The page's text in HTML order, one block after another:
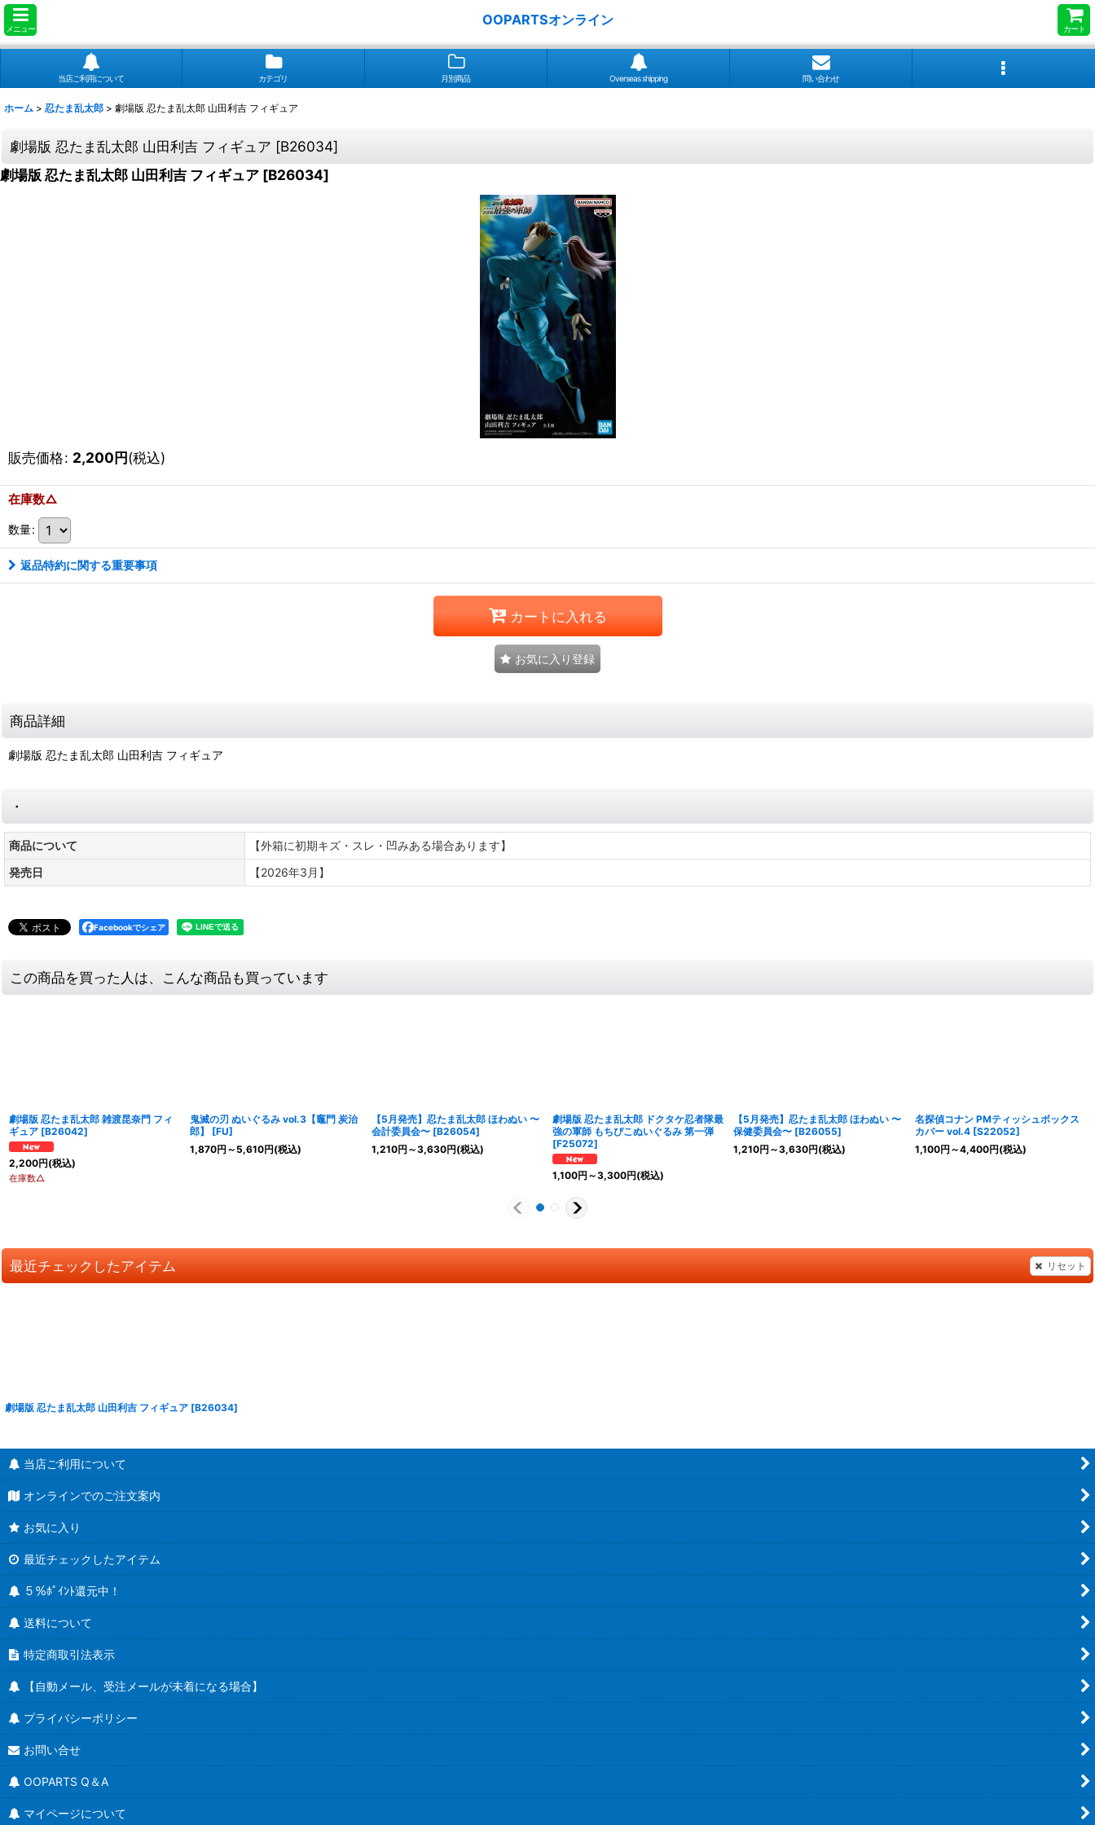
メニュー
OOPARTSオンライン
カート
当店ご利用について カテゴリ 月別商品 Overseas shipping 問い合わせ
ホーム > 忍たま乱太郎 > 劇場版 忍たま乱太郎 山田利吉 フィギュア
劇場版 忍たま乱太郎 山田利吉 フィギュア [B26034]
劇場版 忍たま乱太郎 山田利吉 フィギュア [B26034]
販売価格: 2,200円(税込)
在庫数△
数量:
返品特約に関する重要事項
カートに入れる
お気に入り登録
商品詳細
劇場版 忍たま乱太郎 山田利吉 フィギュア
・
商品について
【外箱に初期キズ・スレ・凹みある場合あります】
発売日
【2026年3月】
Facebookでシェア
この商品を買った人は、こんな商品も買っています
劇場版 忍たま乱太郎 雑渡昆奈門 フィ
ギュア [B26042]
2,200円(税込)
在庫数△
鬼滅の刃 ぬいぐるみ vol.3【竈門 炭治
郎】
[FU]
1,870円 ～5,610円(税込)
【5月発売】忍たま乱太郎 ほわぬい 〜
会計委員会〜 [B26054]
1,210円 ～3,630円(税込)
劇場版 忍たま乱太郎 ドクタケ忍者隊最
強の軍師 もちぴこぬいぐるみ 第一弾
[F25072]
1,100円 ～3,300円(税込)
【5月発売】忍たま乱太郎 ほわぬい 〜
保健委員会〜 [B26055]
1,210円 ～3,630円(税込)
名探偵コナン PMティッシュボックス
カバー vol.4 [S22052]
1,100円 ～4,400円(税込)
最近チェックしたアイテム リセット
劇場版 忍たま乱太郎 山田利吉 フィギュア [B26034]
当店ご利用について
オンラインでのご注文案内
お気に入り
最近チェックしたアイテム
５％ﾎﾟｲﾝﾄ還元中！
送料について
特定商取引法表示
【自動メール、受注メールが未着になる場合】
プライバシーポリシー
お問い合せ
OOPARTS Q＆A
マイページについて